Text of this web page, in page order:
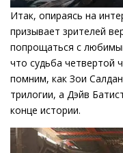
Итак, опираясь на
призывает зрителей
попрощаться с
что судьба четвертой
помним, как Зои
трилогии, а Дэйв
конце истории.